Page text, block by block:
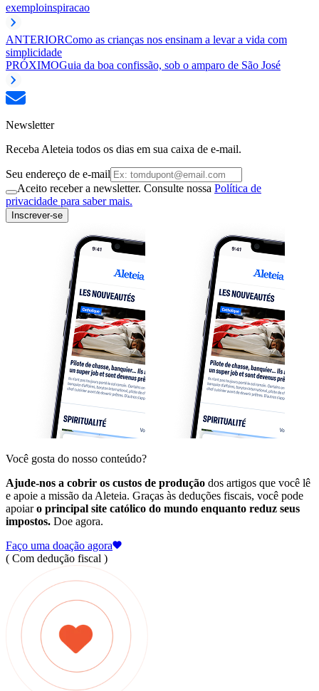
exemploinspiracao
ANTERIORComo as crianças nos ensinam a levar a vida com
simplicidade
PRÓXIMOGuia da boa confissão, sob o amparo de São José
Newsletter
Receba Aleteia todos os dias em sua caixa de e-mail.
Seu endereço de e-mail
Aceito receber a newsletter. Consulte nossa Política de
privacidade para saber mais.
Inscrever-se
Você gosta do nosso conteúdo?
Ajude-nos a cobrir os custos de produção dos artigos que você lê
e apoie a missão da Aleteia. Graças às deduções fiscais, você pode
apoiaro principal site católico do mundo enquanto reduz seus
impostos. Doe agora.
Faço uma doação agora
( Com dedução fiscal )